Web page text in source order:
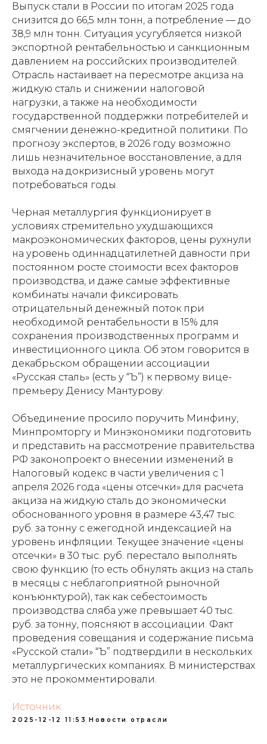
Выпуск стали в России по итогам 2025 года
снизится до 66,5 млн тонн, а потребление — до
38,9 млн тонн. Ситуация усугубляется низкой
экспортной рентабельностью и санкционным
давлением на российских производителей.
Отрасль настаивает на пересмотре акциза на
жидкую сталь и снижении налоговой
нагрузки, а также на необходимости
государственной поддержки потребителей и
смягчении денежно-кредитной политики. По
прогнозу экспертов, в 2026 году возможно
лишь незначительное восстановление, а для
выхода на докризисный уровень могут
потребоваться годы.
Черная металлургия функционирует в
условиях стремительно ухудшающихся
макроэкономических факторов, цены рухнули
на уровень одиннадцатилетней давности при
постоянном росте стоимости всех факторов
производства, и даже самые эффективные
комбинаты начали фиксировать
отрицательный денежный поток при
необходимой рентабельности в 15% для
сохранения производственных программ и
инвестиционного цикла. Об этом говорится в
декабрьском обращении ассоциации
«Русская сталь» (есть у “Ъ”) к первому вице-
премьеру Денису Мантурову.
Объединение просило поручить Минфину,
Минпромторгу и Минэкономики подготовить
и представить на рассмотрение правительства
РФ законопроект о внесении изменений в
Налоговый кодекс в части увеличения с 1
апреля 2026 года «цены отсечки» для расчета
акциза на жидкую сталь до экономически
обоснованного уровня в размере 43,47 тыс.
руб. за тонну с ежегодной индексацией на
уровень инфляции. Текущее значение «цены
отсечки» в 30 тыс. руб. перестало выполнять
свою функцию (то есть обнулять акциз на сталь
в месяцы с неблагоприятной рыночной
конъюнктурой), так как себестоимость
производства сляба уже превышает 40 тыс.
руб. за тонну, поясняют в ассоциации. Факт
проведения совещания и содержание письма
«Русской стали» “Ъ” подтвердили в нескольких
металлургических компаниях. В министерствах
это не прокомментировали.
Источник
2025-12-12 11:53 Новости отрасли